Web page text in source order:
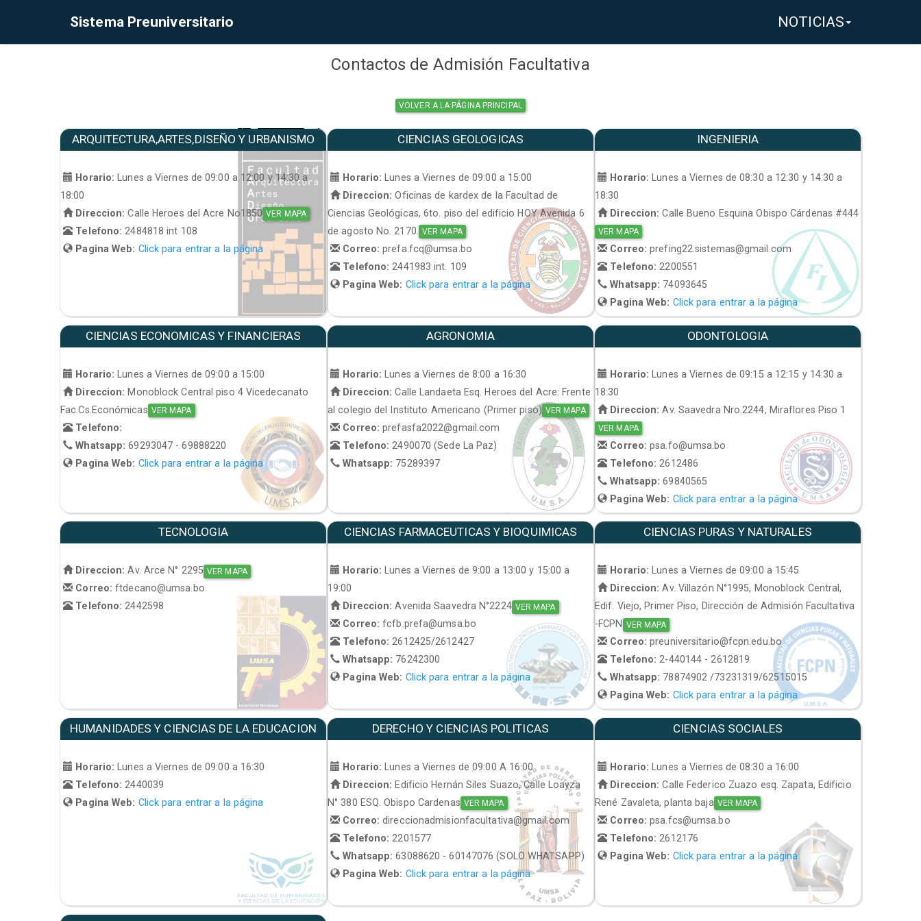
Sistema Preuniversitario NOTICIAS
Contactos de Admisión Facultativa
VOLVER A LA PÁGINA PRINCIPAL
ARQUITECTURA,ARTES,DISEÑO Y URBANISMO
Horario:
Lunes a Viernes de 09:00 a 12:00 y 14:30 a
18:00
Direccion: Calle Heroes del Acre No1850 VER MAPA
Telefono: 2484818 int 108
Pagina Web: Click para entrar a la página
CIENCIAS GEOLOGICAS
Horario:
Lunes a Viernes de 09:00 a 15:00
Direccion: Oficinas de kardex de la Facultad de
Ciencias Geológicas, 6to. piso del edificio HOY Avenida 6
de agosto No. 2170.
VER MAPA
Correo:prefa.fcq@umsa.bo
Telefono: 2441983 int. 109
Pagina Web: Click para entrar a la página
INGENIERIA
Horario:
Lunes a Viernes de 08:30 a 12:30 y 14:30 a
18:30
Direccion: Calle Bueno Esquina Obispo Cárdenas #444
VER MAPA
Correo:prefing22.sistemas@gmail.com
Telefono: 2200551
Whatsapp: 74093645
Pagina Web: Click para entrar a la página
CIENCIAS ECONOMICAS Y FINANCIERAS
Horario:
Lunes a Viernes de 09:00 a 15:00
Direccion: Monoblock Central piso 4 Vicedecanato
Fac.Cs.Económicas VER MAPA
Telefono:
Whatsapp:69293047 - 69888220
Pagina Web: Click para entrar a la página
AGRONOMIA
Horario:
Lunes a Viernes de 8:00 a 16:30
Direccion: Calle Landaeta Esq. Heroes del Acre: Frente
al colegio del Instituto Americano (Primer piso) VER MAPA
Correo:prefasfa2022@gmail.com
Telefono: 2490070 (Sede La Paz)
Whatsapp: 75289397
ODONTOLOGIA
Horario:
Lunes a Viernes de 09:15 a 12:15 y 14:30 a
18:30
Direccion: Av. Saavedra Nro.2244, Miraflores Piso 1
VER MAPA
Correo:psa.fo@umsa.bo
Telefono: 2612486
Whatsapp:69840565
Pagina Web: Click para entrar a la página
TECNOLOGIA
Direccion: Av. Arce N° 2295 VER MAPA
Correo:ftdecano@umsa.bo
Telefono:2442598
CIENCIAS FARMACEUTICAS Y BIOQUIMICAS
Horario: Lunes a Viernes de 9:00 a 13:00 y 15:00 a
19:00
Direccion: Avenida Saavedra N°2224 VER MAPA
Correo:fcfb.prefa@umsa.bo
Telefono:2612425/2612427
Whatsapp: 76242300
Pagina Web: Click para entrar a la página
CIENCIAS PURAS Y NATURALES
Horario: Lunes a Viernes de 09:00 a 15:45
Direccion: Av. Villazón N°1995, Monoblock Central,
Edif. Viejo, Primer Piso, Dirección de Admisión Facultativa
-FCPN VER MAPA
Correo:preuniversitario@fcpn.edu.bo
Telefono:2-440144 - 2612819
Whatsapp: 78874902 /73231319/62515015
Pagina Web: Click para entrar a la página
HUMANIDADES Y CIENCIAS DE LA EDUCACION
Horario:
Lunes a Viernes de 09:00 a 16:30
Telefono: 2440039
Pagina Web: Click para entrar a la página
DERECHO Y CIENCIAS POLITICAS
Horario:
Lunes a Viernes de 09:00 A 16:00
Direccion: Edificio Hernán Siles Suazo, Calle Loayza
N° 380 ESQ. Obispo Cardenas VER MAPA
Correo:direccionadmisionfacultativa@gmail.com
Telefono: 2201577
Whatsapp:63088620 - 60147076 (SOLO WHATSAPP)
Pagina Web: Click para entrar a la página
CIENCIAS SOCIALES
Horario:
Lunes a Viernes de 08:30 a 16:00
Direccion: Calle Federico Zuazo esq. Zapata, Edificio
René Zavaleta, planta baja VER MAPA
Correo:psa.fcs@umsa.bo
Telefono: 2612176
Pagina Web: Click para entrar a la página